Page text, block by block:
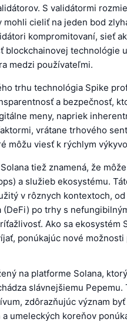
S validátormi
cieliť na jeden bod
kompromitovaní, sieť
blockchainovej technológie
medzi používateľmi.
trhu technológia Spike
a bezpečnosť,
meny, napriek
vrátane trhového
môžu viesť k rýchlym
tiež znamená, že
a služieb ekosystému.
v rôznych kontextoch,
po trhy s
Ako sa ekosystém
ponúkajúc nové
na platforme Solana,
slávnejšiemu Pepemu.
zdôrazňujúc význam
umeleckých koreňov